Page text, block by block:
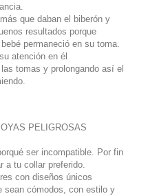
que daban el biberón y
resultados porque
permaneció en su toma.
atención en él
tomas y prolongando así el
PELIGROSAS
ser incompatible. Por fin
a tu collar preferido.
con diseños únicos
sean cómodos, con estilo y